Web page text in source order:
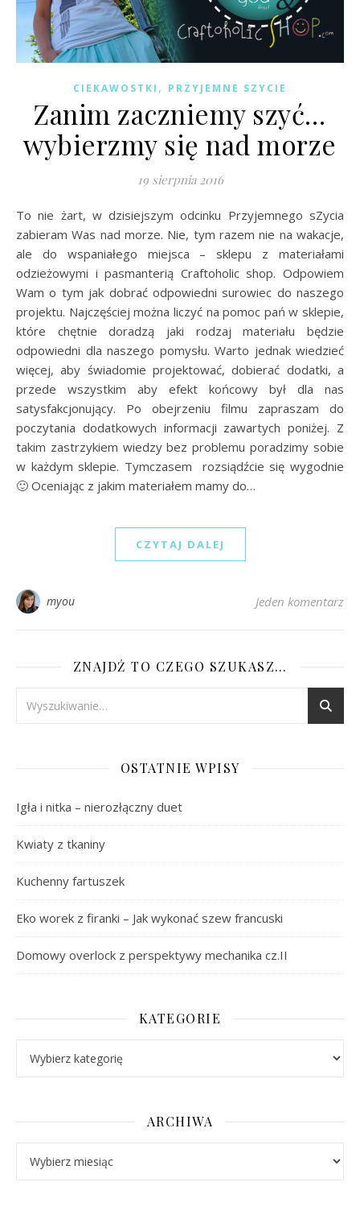
CIEKAWOSTKI , PRZYJEMNE SZYCIE
Zanim zaczniemy szyć…
wybierzmy się nad morze
19 sierpnia 2016
To nie żart, w dzisiejszym odcinku Przyjemnego sZycia
zabieram Was nad morze. Nie, tym razem nie na wakacje,
ale do wspaniałego miejsca – sklepu z materiałami
odzieżowymi i pasmanterią Craftoholic shop. Odpowiem
Wam o tym jak dobrać odpowiedni surowiec do naszego
projektu. Najczęściej można liczyć na pomoc pań w sklepie,
które chętnie doradzą jaki rodzaj materiału będzie
odpowiedni dla naszego pomysłu. Warto jednak wiedzieć
więcej, aby świadomie projektować, dobierać dodatki, a
przede wszystkim aby efekt końcowy był dla nas
satysfakcjonujący. Po obejrzeniu filmu zapraszam do
poczytania dodatkowych informacji zawartych poniżej. Z
takim zastrzykiem wiedzy bez problemu poradzimy sobie
w każdym sklepie. Tymczasem rozsiądźcie się wygodnie
🙂 Oceniając z jakim materiałem mamy do…
CZYTAJ DALEJ
myou Jeden komentarz
ZNAJDŹ TO CZEGO SZUKASZ…
OSTATNIE WPISY
Igła i nitka – nierozłączny duet
Kwiaty z tkaniny
Kuchenny fartuszek
Eko worek z firanki – Jak wykonać szew francuski
Domowy overlock z perspektywy mechanika cz.II
KATEGORIE
ARCHIWA